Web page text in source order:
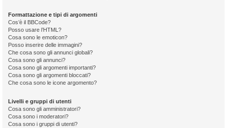
Formattazione e tipi di argomenti
Cos’è il BBCode?
Posso usare l’HTML?
Cosa sono le emoticon?
Posso inserire delle immagini?
Che cosa sono gli annunci globali?
Cosa sono gli annunci?
Cosa sono gli argomenti importanti?
Cosa sono gli argomenti bloccati?
Che cosa sono le icone argomento?
Livelli e gruppi di utenti
Cosa sono gli amministratori?
Cosa sono i moderatori?
Cosa sono i gruppi di utenti?